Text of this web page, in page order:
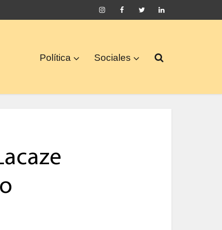
Política Sociales